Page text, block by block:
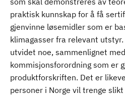
praktisk kunnskap for å få
gjenvinne løsemidler som er
klimagasser fra relevant
utvidet noe, sammenlignet
kommisjonsforordning som er
produktforskriften. Det er
personer i Norge vil trenge